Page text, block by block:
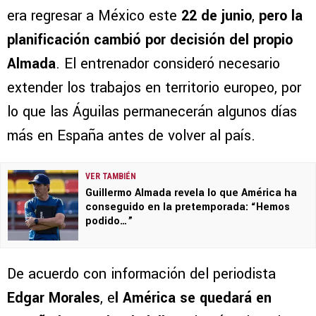
era regresar a México este 22 de junio, pero la
planificación cambió por decisión del propio
Almada. El entrenador consideró necesario
extender los trabajos en territorio europeo, por
lo que las Águilas permanecerán algunos días
más en España antes de volver al país.
VER TAMBIÉN
Guillermo Almada revela lo que América ha
conseguido en la pretemporada: “Hemos
podido…”
De acuerdo con información del periodista
Edgar Morales, el América se quedará en